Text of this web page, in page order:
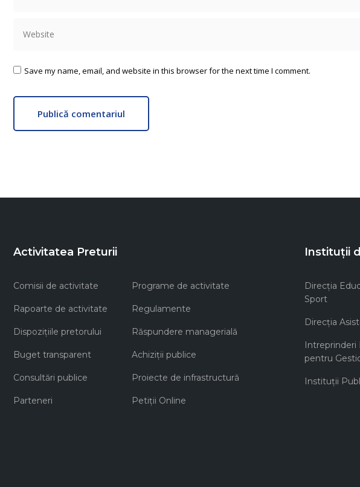
Save my name, email, and website in this browser for the next time I comment.
Publică comentariul
Activitatea Preturii
Comisii de activitate Programe de activitate
Rapoarte de activitate Regulamente
Dispozițiile pretorului Răspundere managerială
Buget transparent Achiziţii publice
Consultări publice Proiecte de infrastructură
Parteneri Petiții Online
Instituții
Direcţia
Sport
Direcţia
Intreprinderi
pentru
Instituţii